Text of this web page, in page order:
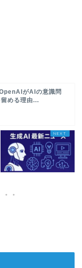
がAIの意識問
める理由...